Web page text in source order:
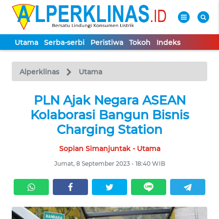
Utama Serba-serbi Peristiwa Tokoh Indeks
Alperklinas Utama
PLN Ajak Negara ASEAN
Kolaborasi Bangun Bisnis
Charging Station
Sopian Simanjuntak - Utama
Jumat, 8 September 2023 - 18:40 WIB
TV
Tutup
UTAMA
TOKOH